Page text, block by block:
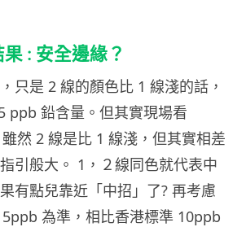
: 安全邊緣？
只是 2 線的顏色比 1 線淺的話，
ppb 鉛含量。但其實現場看
然 2 線是比 1 線淺，但其實相差
引般大。 1，２線同色就代表中
有點兒靠近「中招」了? 再考慮
為準，相比香港標準 10ppb